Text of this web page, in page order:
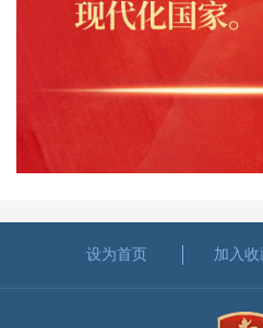
设为首页 加入收